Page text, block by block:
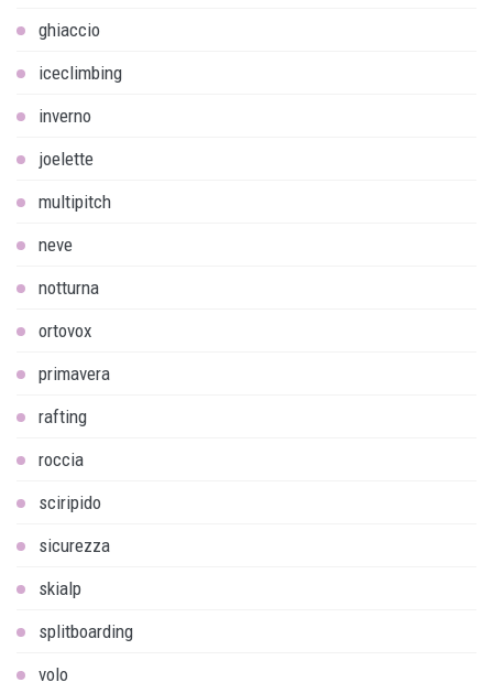
ghiaccio
iceclimbing
inverno
joelette
multipitch
neve
notturna
ortovox
primavera
rafting
roccia
sciripido
sicurezza
skialp
splitboarding
volo